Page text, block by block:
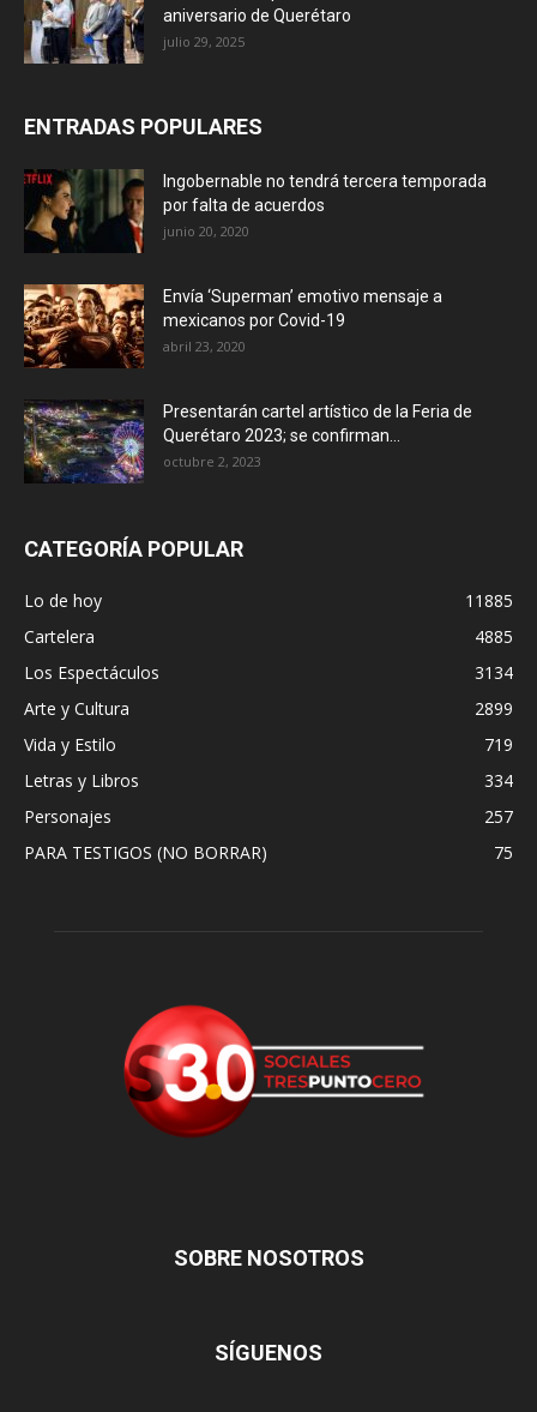
aniversario de Querétaro
julio 29, 2025
ENTRADAS POPULARES
Ingobernable no tendrá tercera temporada
por falta de acuerdos
junio 20, 2020
Envía ‘Superman’ emotivo mensaje a
mexicanos por Covid-19
abril 23, 2020
Presentarán cartel artístico de la Feria de
Querétaro 2023; se confirman...
octubre 2, 2023
CATEGORÍA POPULAR
Lo de hoy
11885
Cartelera
4885
Los Espectáculos
3134
Arte y Cultura
2899
Vida y Estilo
719
Letras y Libros
334
Personajes
257
PARA TESTIGOS (NO BORRAR)
75
SOBRE NOSOTROS
SÍGUENOS